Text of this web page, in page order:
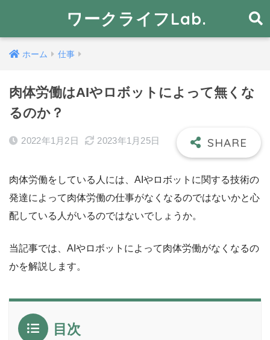
ワークライフLab.
ホーム 仕事
肉体労働はAIやロボットによって無くな
るのか？
2022年1月2日 2023年1月25日
肉体労働をしている人には、AIやロボットに関する技術の
発達によって肉体労働の仕事がなくなるのではないかと心
配している人がいるのではないでしょうか。
当記事では、AIやロボットによって肉体労働がなくなるの
かを解説します。
目次